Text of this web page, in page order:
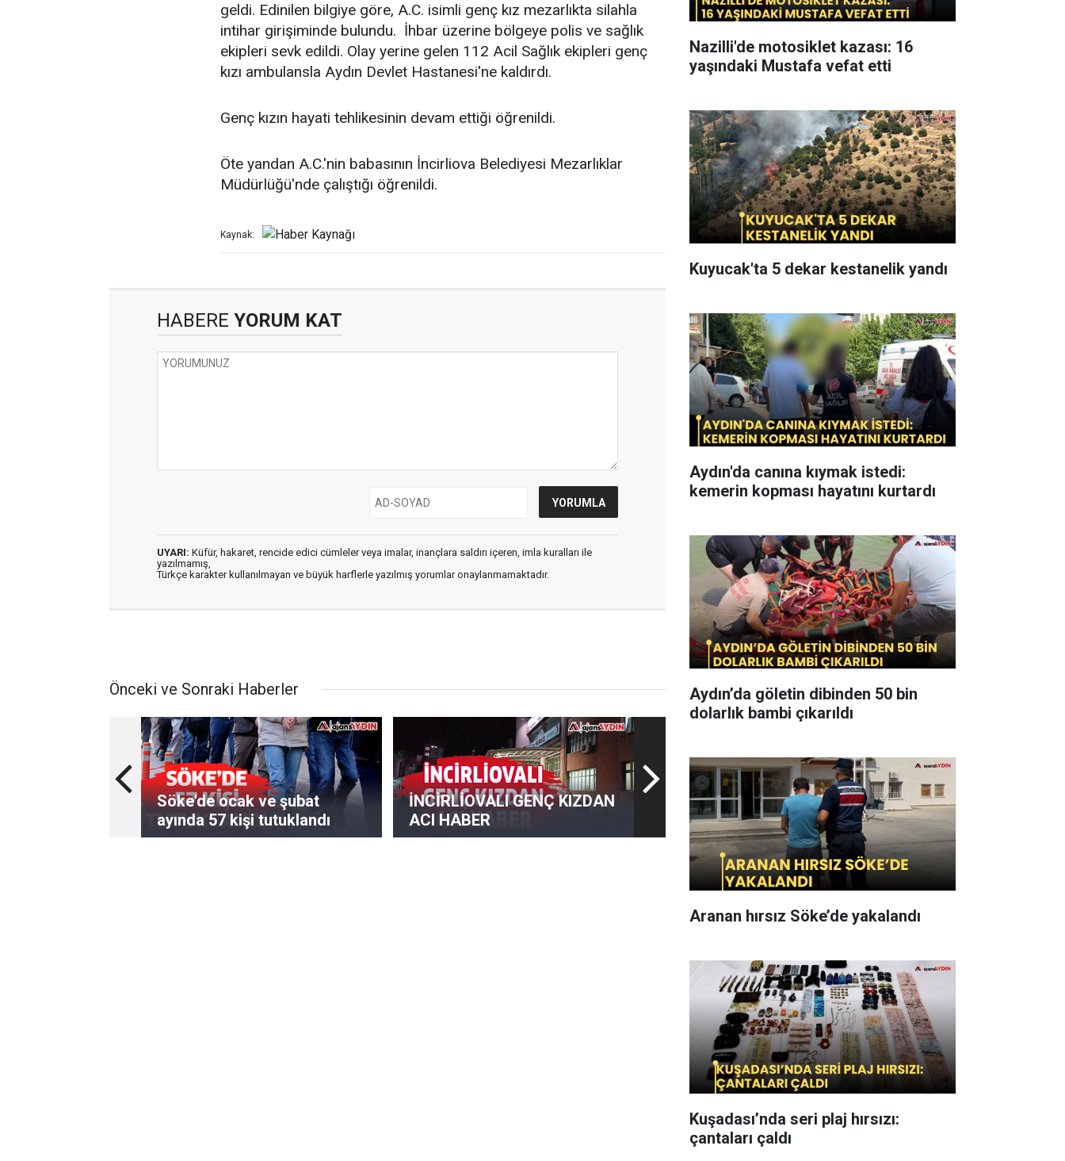
geldi. Edinilen bilgiye göre, A.C. isimli genç kız mezarlıkta silahla
intihar girişiminde bulundu. İhbar üzerine bölgeye polis ve sağlık
ekipleri sevk edildi. Olay yerine gelen 112 Acil Sağlık ekipleri genç
kızı ambulansla Aydın Devlet Hastanesi'ne kaldırdı.
Genç kızın hayati tehlikesinin devam ettiği öğrenildi.
Öte yandan A.C.'nin babasının İncirliova Belediyesi Mezarlıklar
Müdürlüğü'nde çalıştığı öğrenildi.
Kaynak:
HABERE YORUM KAT
UYARI: Küfür, hakaret, rencide edici cümleler veya imalar, inançlara saldırı içeren, imla kuralları ile
yazılmamış,
Türkçe karakter kullanılmayan ve büyük harflerle yazılmış yorumlar onaylanmamaktadır.
Önceki ve Sonraki Haberler
Söke'de ocak ve şubat
ayında 57 kişi tutuklandı
İNCİRLİOVALI GENÇ KIZDAN
ACI HABER
Nazilli'de motosiklet kazası: 16
yaşındaki Mustafa vefat etti
Kuyucak'ta 5 dekar kestanelik yandı
Aydın'da canına kıymak istedi:
kemerin kopması hayatını kurtardı
Aydın’da göletin dibinden 50 bin
dolarlık bambi çıkarıldı
Aranan hırsız Söke’de yakalandı
Kuşadası’nda seri plaj hırsızı:
çantaları çaldı